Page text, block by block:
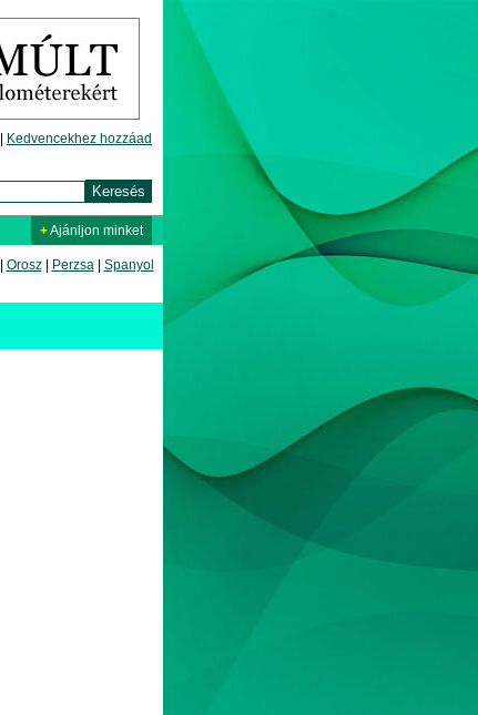
Kedvencekhez hozzáad
+Ajánljon minket
Orosz| Perzsa| Spanyol